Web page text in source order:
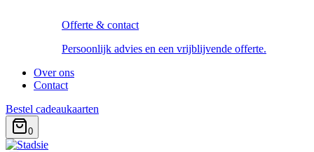
Offerte & contact
Persoonlijk advies en een vrijblijvende offerte.
Over ons
Contact
Bestel cadeaukaarten
0